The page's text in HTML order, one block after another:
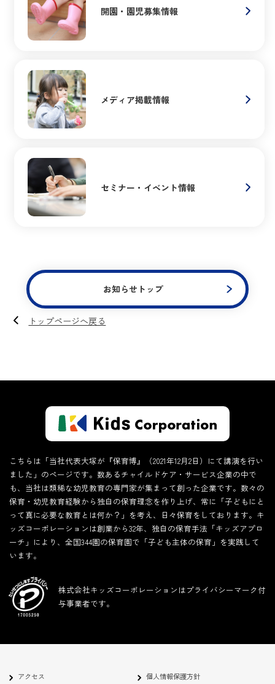
開園・園児募集情報
メディア掲載情報
セミナー・イベント情報
お知らせトップ
トップページへ戻る
こちらは「当社代表大塚が『保育博』（2021年12月2日）にて講演を行い
ました」のページです。数あるチャイルドケア・サービス企業の中で
も、当社は類稀な幼児教育の専門家が集まって創った企業です。数々の
保育・幼児教育経験から独自の保育理念を作り上げ、常に「子どもにと
って真に必要な教育とは何か？」を考え、日々保育をしております。キ
ッズコーポレーションは創業から32年、独自の保育手法「キッズアプロ
ーチ」により、全国344園の保育園で「子ども主体の保育」を実践して
います。
株式会社キッズコーポレーションはプライバシーマーク付
与事業者です。
アクセス 個人情報保護方針